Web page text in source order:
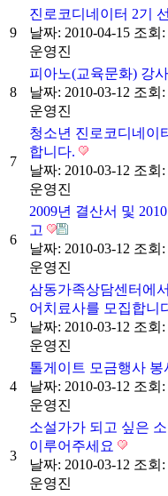
9
진로코디네이터 2기
날짜: 2010-04-15 조회:
운영진
8
피아노(교육문화) 강
날짜: 2010-03-12 조회:
운영진
7
청소년 진로코디네이
합니다.
날짜: 2010-03-12 조회:
운영진
6
2009년 결산서 및
고
날짜: 2010-03-12 조회:
운영진
5
삼동가족상담센터에
어치료사를 모집합니
날짜: 2010-03-12 조회:
운영진
4
톨게이트 모금행사 봉
날짜: 2010-03-12 조회:
운영진
3
소설가가 되고 싶은
이루어주세요
날짜: 2010-03-12 조회:
운영진